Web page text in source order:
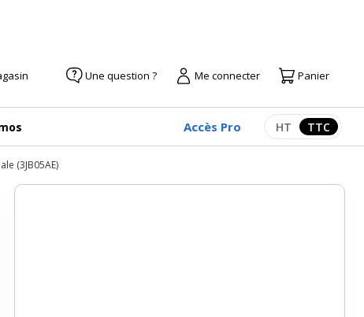
Une question ? Me connecter Panier
Accès Pro Afficher les
HT TTC
(3JB05AE)